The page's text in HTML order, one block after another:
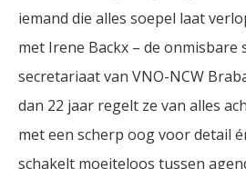
iemand die alles soepel laat
met Irene Backx – de onmisbare
secretariaat van VNO-NCW
dan 22 jaar regelt ze van alles
met een scherp oog voor detail
schakelt moeiteloos tussen